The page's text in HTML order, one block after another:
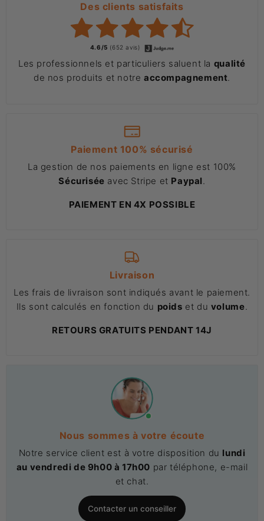
Des clients satisfaits
4.6/5 (652 avis)
Les professionnels et particuliers saluent la qualité
de nos produits et notre accompagnement
Paiement 100% sécurisé
La gestion de nos paiements en ligne est 100%
Sécurisée avec Stripe et Paypal
PAIEMENT EN 4X POSSIBLE
Livraison
Les frais de livraison sont indiqués avant le paiement.
Ils sont calculés en fonction du poids et du volume
RETOURS GRATUITS PENDANT 14J
Nous sommes à votre écoute
Notre service client est à votre disposition du lundi
au vendredi de 9h00 à 17h00 par téléphone, e-mail
et chat.
Contacter un conseiller